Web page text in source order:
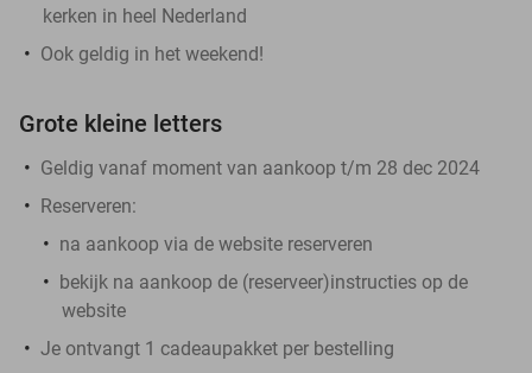
kerken in heel Nederland
Ook geldig in het weekend!
Grote kleine letters
Geldig vanaf moment van aankoop t/m 28 dec 2024
Reserveren:
na aankoop via de website reserveren
bekijk na aankoop de (reserveer)instructies op de
website
Je ontvangt 1 cadeaupakket per bestelling